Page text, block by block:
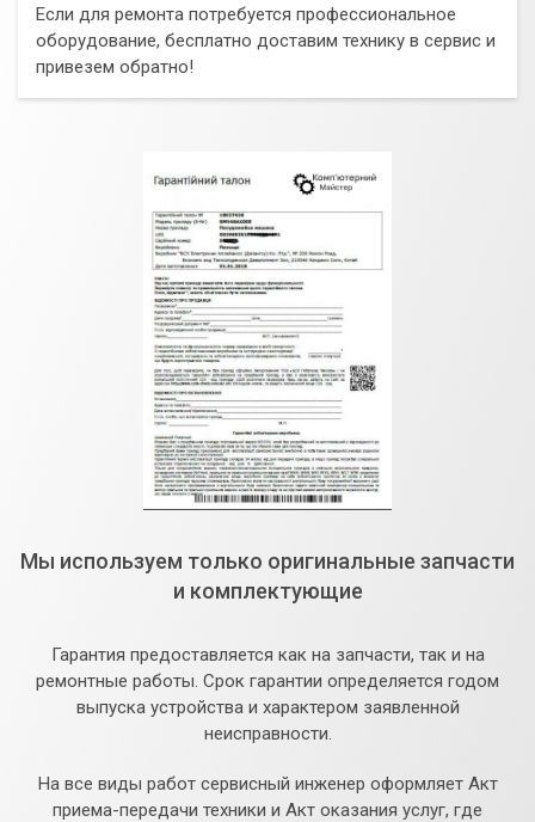
Если для ремонта потребуется профессиональное
оборудование, бесплатно доставим технику в сервис и
привезем обратно!
Мы используем только оригинальные запчасти
и комплектующие
Гарантия предоставляется как на запчасти, так и на
ремонтные работы. Срок гарантии определяется годом
выпуска устройства и характером заявленной
неисправности.
На все виды работ сервисный инженер оформляет Акт
приема-передачи техники и Акт оказания услуг, где